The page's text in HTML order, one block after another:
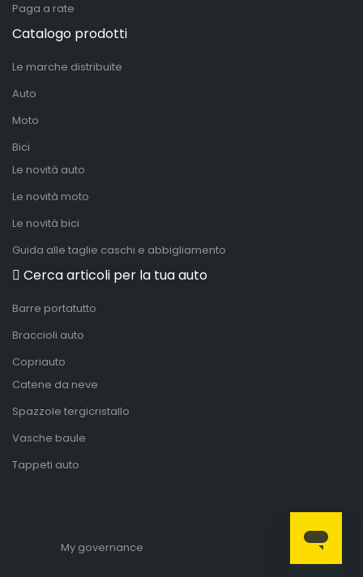
Paga a rate
Catalogo prodotti
Le marche distribuite
Auto
Moto
Bici
Le novità auto
Le novità moto
Le novità bici
Guida alle taglie caschi e abbigliamento
Cerca articoli per la tua auto
Barre portatutto
Braccioli auto
Copriauto
Catene da neve
Spazzole tergicristallo
Vasche baule
Tappeti auto
My governance